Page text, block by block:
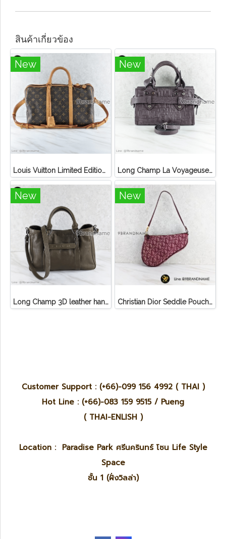
สินค้าเกี่ยวข้อง
New
Louis Vuitton Limited Edition Monogram Canvas Sofia Coppola SC Bag
New
Long Champ La Voyageuse Bag Leather
New
Long Champ 3D leather handbag
New
Christian Dior Seddle Pouch Accessory Hand Bag
Customer Support : (+66)-099 156 4992 ( THAI )
Hot Line : (+66)-083 159 9515 / Pueng
( THAI-ENLISH )
Location : Paradise Park ศรีนครินทร์ โซน Life Style
Space
ชั้น 1 (ฝั่งวิลล่า)